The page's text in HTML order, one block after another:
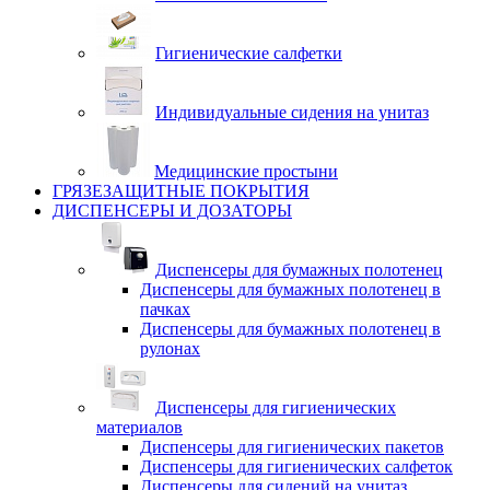
Гигиенические салфетки
Индивидуальные сидения на унитаз
Медицинские простыни
ГРЯЗЕЗАЩИТНЫЕ ПОКРЫТИЯ
ДИСПЕНСЕРЫ И ДОЗАТОРЫ
Диспенсеры для бумажных полотенец
Диспенсеры для бумажных полотенец в
пачках
Диспенсеры для бумажных полотенец в
рулонах
Диспенсеры для гигиенических
материалов
Диспенсеры для гигиенических пакетов
Диспенсеры для гигиенических салфеток
Диспенсеры для сидений на унитаз